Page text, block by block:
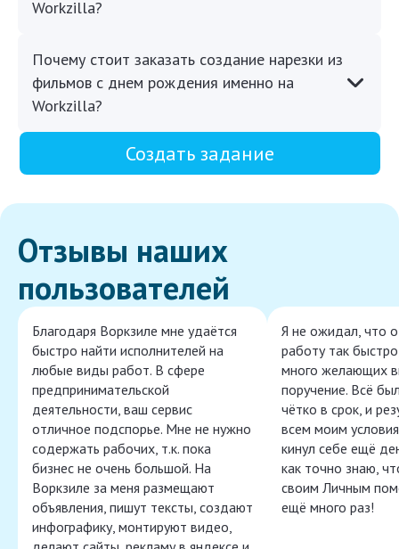
Workzilla?
Почему стоит заказать создание нарезки из
фильмов с днем рождения именно на
Workzilla?
Создать задание
Отзывы наших
пользователей
Благодаря Воркзиле мне удаётся
быстро найти исполнителей на
любые виды работ. В сфере
предпринимательской
деятельности, ваш сервис
отличное подспорье. Мне не нужно
содержать рабочих, т.к. пока
бизнес не очень большой. На
Воркзиле за меня размещают
объявления, пишут тексты, создают
инфографику, монтируют видео,
Я не ожидал, что
работу так
много желающих
поручение. Всё
чётко в срок, и
всем моим
кинул себе ещё
как точно знаю,
своим Личным
ещё много раз!